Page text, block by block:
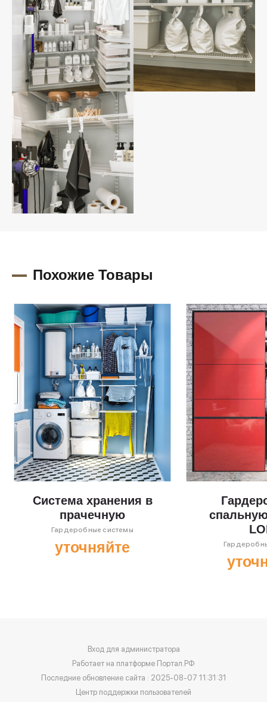
Похожие Товары
Система хранения в
прачечную
Гардеробные системы
уточняйте
Вход для администратора
Работает на платформе Портал.РФ
Последние обновление сайта : 2025-08-07 11:31:31
Центр поддержки пользователей